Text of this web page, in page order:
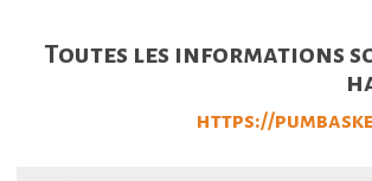
Toutes les informations
https://